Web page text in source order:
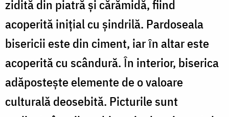
zidită din piatră şi cărămidă, fiind
acoperită iniţial cu şindrilă. Pardoseala
bisericii este din ciment, iar ȋn altar este
acoperită cu scândură. Ȋn interior, biserica
adăpostește elemente de o valoare
culturală deosebită. Picturile sunt